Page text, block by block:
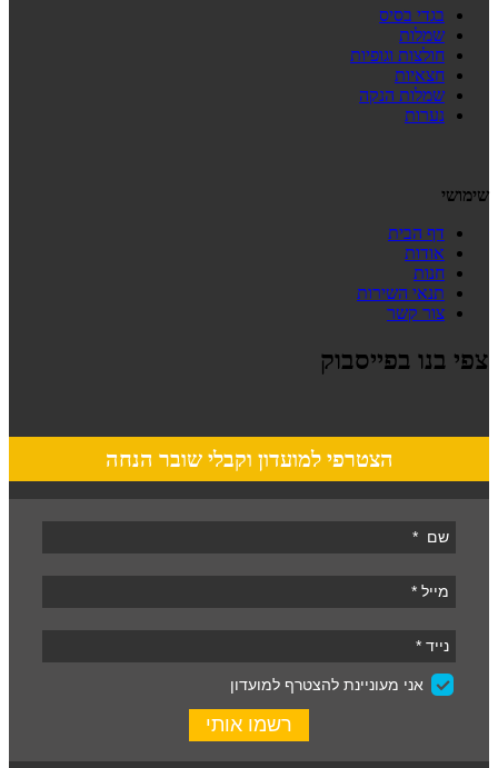
בגדי בסיס
שמלות
חולצות וגופיות
חצאיות
שמלות הנקה
נערות
שימושי
דף הבית
אודות
חנות
תנאי השירות
צור קשר
צפי בנו בפייסבוק
הצטרפי למועדון וקבלי שובר הנחה